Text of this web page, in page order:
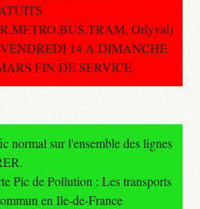
Orlyval)
14 A DIMANCHE
FIN DE SERVICE.
normal sur l'ensemble des lignes
Pic de Pollution : Les transports
en Ile-de-France